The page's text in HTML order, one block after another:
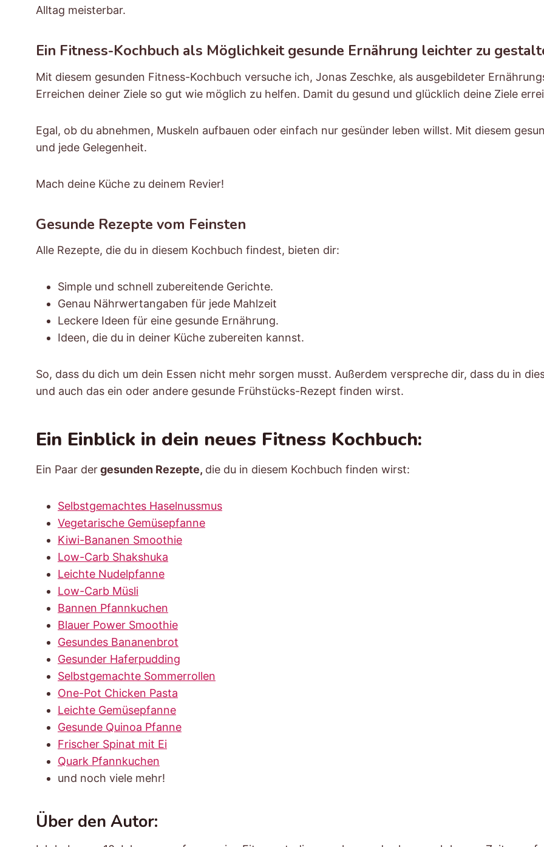
Alltag meisterbar.
Ein Fitness-Kochbuch als Möglichkeit gesunde Ernährung leichter zu
Mit diesem gesunden Fitness-Kochbuch versuche ich, Jonas Zeschke, als ausgebildeter
Erreichen deiner Ziele so gut wie möglich zu helfen. Damit du gesund und glücklich deine Ziele
Egal, ob du abnehmen, Muskeln aufbauen oder einfach nur gesünder leben willst. Mit diesem
und jede Gelegenheit.
Mach deine Küche zu deinem Revier!
Gesunde Rezepte vom Feinsten
Alle Rezepte, die du in diesem Kochbuch findest, bieten dir:
Simple und schnell zubereitende Gerichte.
Genau Nährwertangaben für jede Mahlzeit
Leckere Ideen für eine gesunde Ernährung.
Ideen, die du in deiner Küche zubereiten kannst.
So, dass du dich um dein Essen nicht mehr sorgen musst. Außerdem verspreche dir, dass du in
und auch das ein oder andere gesunde Frühstücks-Rezept finden wirst.
Ein Einblick in dein neues Fitness Kochbuch:
Ein Paar dergesunden Rezepte, die du in diesem Kochbuch finden wirst:
Selbstgemachtes Haselnussmus
Vegetarische Gemüsepfanne
Kiwi-Bananen Smoothie
Low-Carb Shakshuka
Leichte Nudelpfanne
Low-Carb Müsli
Bannen Pfannkuchen
Blauer Power Smoothie
Gesundes Bananenbrot
Gesunder Haferpudding
Selbstgemachte Sommerrollen
One-Pot Chicken Pasta
Leichte Gemüsepfanne
Gesunde Quinoa Pfanne
Frischer Spinat mit Ei
Quark Pfannkuchen
und noch viele mehr!
Über den Autor: